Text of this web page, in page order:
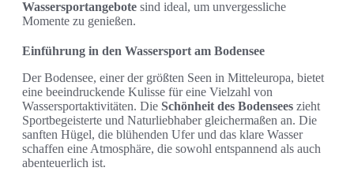
Wassersportangebote sind ideal, um unvergessliche
Momente zu genießen.
Einführung in den Wassersport am Bodensee
Der Bodensee, einer der größten Seen in Mitteleuropa, bietet
eine beeindruckende Kulisse für eine Vielzahl von
Wassersportaktivitäten. Die Schönheit des Bodensees zieht
Sportbegeisterte und Naturliebhaber gleichermaßen an. Die
sanften Hügel, die blühenden Ufer und das klare Wasser
schaffen eine Atmosphäre, die sowohl entspannend als auch
abenteuerlich ist.